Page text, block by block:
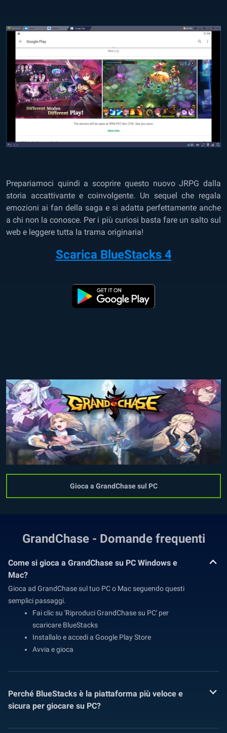
Prepariamoci quindi a scoprire questo nuovo JRPG dalla
storia accattivante e coinvolgente. Un sequel che regala
emozioni ai fan della saga e si adatta perfettamente anche
a chi non la conosce. Per i più curiosi basta fare un salto sul
web e leggere tutta la trama originaria!
Scarica BlueStacks 4
Gioca a GrandChase sul PC
GrandChase - Domande frequenti
Come si gioca a GrandChase su PC Windows e
Mac?
Gioca ad GrandChase sul tuo PC o Mac seguendo questi
semplici passaggi.
Fai clic su 'Riproduci GrandChase su PC' per
scaricare BlueStacks
Installalo e accedi a Google Play Store
Avvia e gioca
Perché BlueStacks è la piattaforma più veloce e
sicura per giocare su PC?